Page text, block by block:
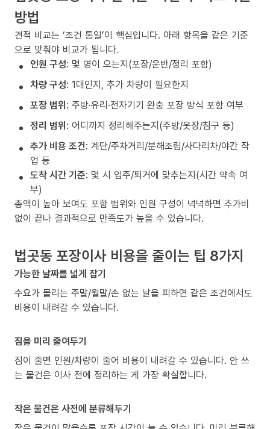
방법
견적 비교는 ‘조건 통일’이 핵심입니다. 아래 항목을 같은 기준
으로 맞춰야 비교가 됩니다.
인원 구성: 몇 명이 오는지(포장/운반/정리 포함)
차량 구성: 1대인지, 추가 차량이 필요한지
포장 범위: 주방·유리·전자기기 완충 포장 방식 포함 여부
정리 범위: 어디까지 정리해주는지(주방/옷장/침구 등)
추가 비용 조건: 계단/주차거리/분해조립/사다리차/야간 작
업 등
도착 시간 기준: 몇 시 입주/퇴거에 맞추는지(시간 약속 여
부)
총액이 높아 보여도 포함 범위와 인원 구성이 넉넉하면 추가비
없이 끝나 결과적으로 만족도가 높을 수 있습니다.
법곳동 포장이사 비용을 줄이는 팁 8가지
가능한 날짜를 넓게 잡기
수요가 몰리는 주말/월말/손 없는 날을 피하면 같은 조건에서도
비용이 내려갈 수 있습니다.
짐을 미리 줄여두기
짐이 줄면 인원/차량이 줄어 비용이 내려갈 수 있습니다. 안 쓰
는 물건은 이사 전에 정리하는 게 가장 확실합니다.
작은 물건은 사전에 분류해두기